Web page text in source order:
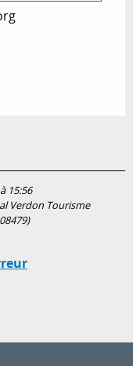
15:56
Verdon Tourisme
)